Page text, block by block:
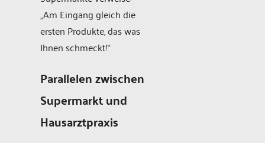
„Am Eingang gleich die
ersten Produkte, das was
Ihnen schmeckt!“
Parallelen zwischen
Supermarkt und
Hausarztpraxis